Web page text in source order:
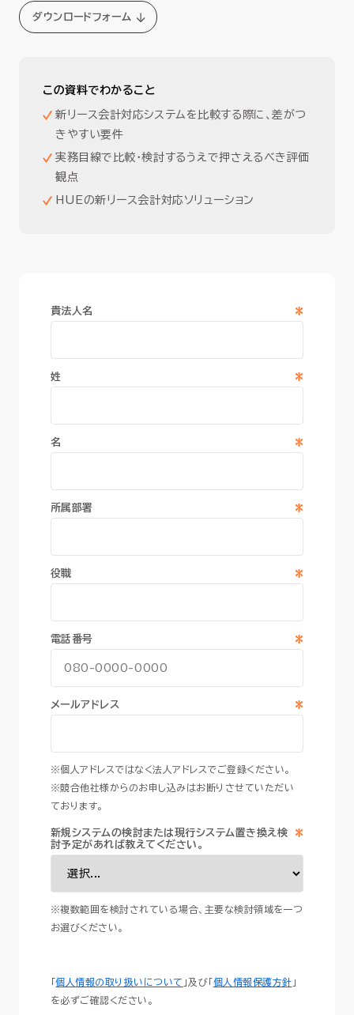
ダウンロードフォーム
この資料でわかること
新リース会計対応システムを比較する際に、差がつ
きやすい要件
実務目線で比較・検討するうえで押さえるべき評価
観点
HUEの新リース会計対応ソリューション
*
貴法人名
*
姓
*
名
*
所属部署
*
役職
*
電話番号
*
メールアドレス
※個人アドレスではなく法人アドレスでご登録ください。
※競合他社様からのお申し込みはお断りさせていただい
ております。
*
新規システムの検討または現行システム置き換え検
討予定があれば教えてください。
※複数範囲を検討されている場合、主要な検討領域を一つ
お選びください。
「個人情報の取り扱いについて 」及び「個人情報保護方針 」
を必ずご確認ください。